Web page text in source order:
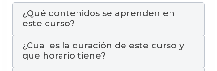
¿Qué contenidos se aprenden en
este curso?
¿Cual es la duración de este curso y
que horario tiene?